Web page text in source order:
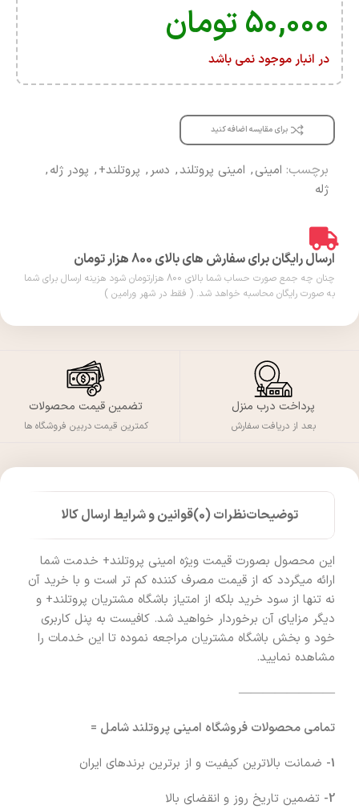
۵۰,۰۰۰تومان
در انبار موجود نمی باشد
برای مقایسه اضافه کنید
برچسب: امینی, امینی پروتلند, دسر, پروتلند+, پودر ژله,
ژله
ارسال رایگان برای سفارش های بالای 800 هزار تومان
چنان چه جمع صورت حساب شما بالای 800 هزارتومان شود هزینه ارسال برای شما
به صورت رایگان محاسبه خواهد شد. ( فقط در شهر ورامین )
پرداخت درب منزل
بعد از دریافت سفارش
تضمین قیمت محصولات
کمترین قیمت دربین فروشگاه ها
توضیحاتنظرات (0) قوانین و شرایط ارسال کالا
این محصول بصورت قیمت ویژه امینی پروتلند+ خدمت شما
ارائه میگردد که از قیمت مصرف کننده کم تر است و با خرید آن
نه تنها از سود خرید بلکه از امتیاز باشگاه مشتریان پروتلند+ و
دیگر مزایای آن برخوردار خواهید شد. کافیست به پنل کاربری
خود و بخش باشگاه مشتریان مراجعه نموده تا این خدمات را
مشاهده نمایید.
————————
تمامی محصولات فروشگاه امینی پروتلند شامل =
1- ضمانت بالاترین کیفیت و از برترین برندهای ایران
2- تضمین تاریخ روز و انقضای بالا